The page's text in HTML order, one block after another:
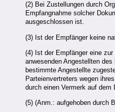
(2) Bei Zustellungen durch
Empfangnahme solcher
ausgeschlossen ist.
(3) Ist der Empfänger keine
(4) Ist der Empfänger eine
anwesenden Angestellten
bestimmte Angestellte
Parteienvertreters wegen
durch einen Vermerk auf
(5) (Anm.: aufgehoben durch